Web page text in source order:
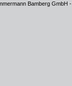
Bamberg GmbH -